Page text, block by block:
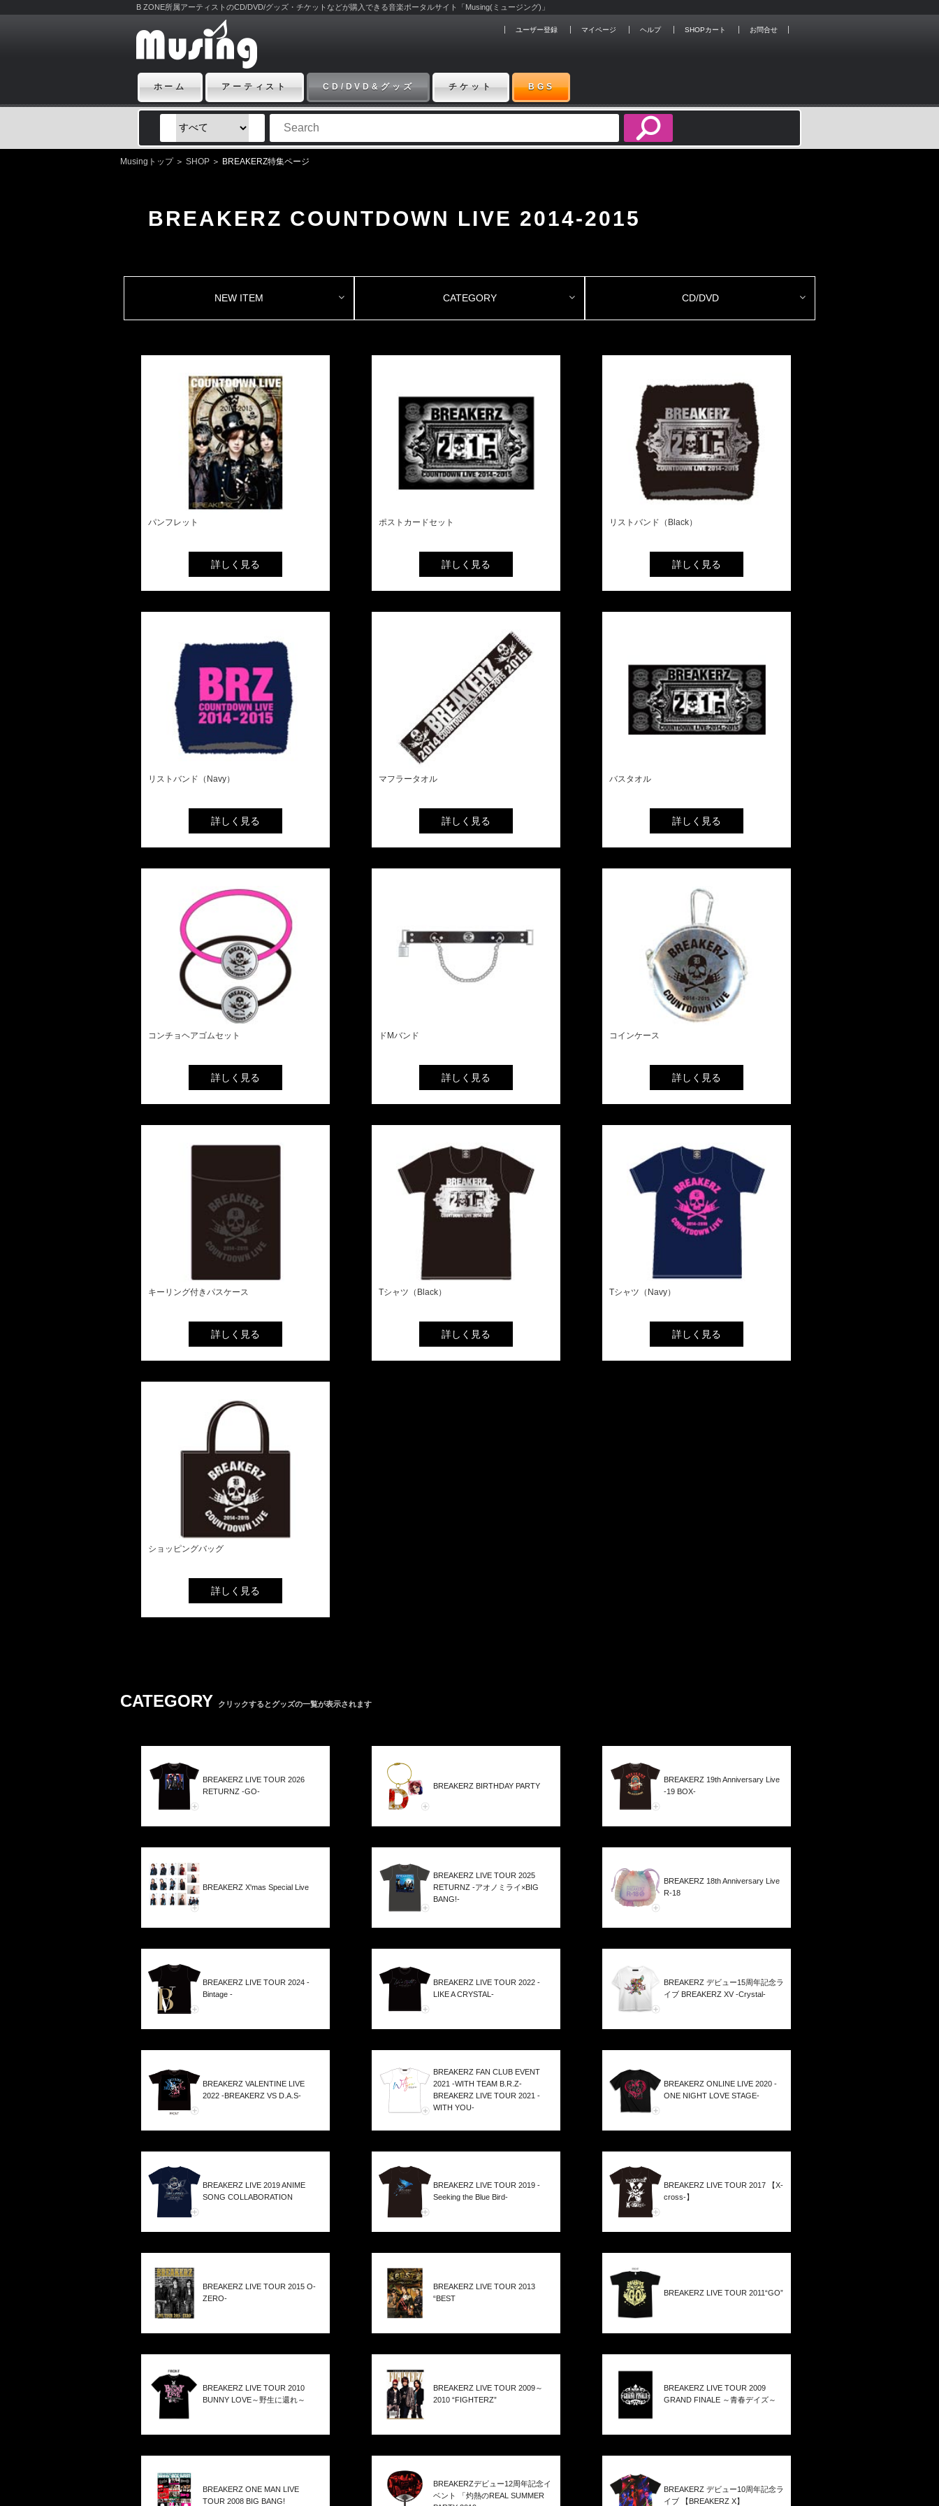
B ZONE所属アーティストのCD/DVD/グッズ・チケットなどが購入できる音楽ポータルサイト「Musing(ミュージング)」
ユーザー登録 マイページ ヘルプ SHOPカート お問合せ
ホーム アーティスト CD/DVD&グッズ チケット BGS
Musingトップ＞ SHOP ＞ BREAKERZ特集ページ
BREAKERZ COUNTDOWN LIVE 2014-2015
NEW ITEM CATEGORY CD/DVD
パンフレット
詳しく見る
ポストカードセット
詳しく見る
リストバンド（Black）
詳しく見る
リストバンド（Navy）
詳しく見る
マフラータオル
詳しく見る
バスタオル
詳しく見る
コンチョヘアゴムセット
詳しく見る
ドMバンド
詳しく見る
コインケース
詳しく見る
キーリング付きパスケース
詳しく見る
Tシャツ（Black）
詳しく見る
Tシャツ（Navy）
詳しく見る
ショッピングバッグ
詳しく見る
CATEGORY クリックするとグッズの一覧が表示されます
BREAKERZ LIVE TOUR 2026
RETURNZ -GO-
BREAKERZ BIRTHDAY PARTY
BREAKERZ 19th Anniversary Live
-19 BOX-
BREAKERZ X'mas Special Live
BREAKERZ LIVE TOUR 2025
RETURNZ -アオノミライ×BIG
BANG!-
BREAKERZ 18th Anniversary Live
R-18
BREAKERZ LIVE TOUR 2024 -
Bintage -
BREAKERZ LIVE TOUR 2022 -
LIKE A CRYSTAL-
BREAKERZ デビュー15周年記念ラ
イブ BREAKERZ XV -Crystal-
BREAKERZ VALENTINE LIVE
2022 -BREAKERZ VS D.A.S-
BREAKERZ FAN CLUB EVENT
2021 -WITH TEAM B.R.Z-
BREAKERZ LIVE TOUR 2021 -
WITH YOU-
BREAKERZ ONLINE LIVE 2020 -
ONE NIGHT LOVE STAGE-
BREAKERZ LIVE 2019 ANIME
SONG COLLABORATION
BREAKERZ LIVE TOUR 2019 -
Seeking the Blue Bird-
BREAKERZ LIVE TOUR 2017 【X-
cross-】
BREAKERZ LIVE TOUR 2015 O-
ZERO-
BREAKERZ LIVE TOUR 2013
“BEST
BREAKERZ LIVE TOUR 2011“GO”
BREAKERZ LIVE TOUR 2010
BUNNY LOVE～野生に還れ～
BREAKERZ LIVE TOUR 2009～
2010 “FIGHTERZ”
BREAKERZ LIVE TOUR 2009
GRAND FINALE ～青春デイズ～
BREAKERZ ONE MAN LIVE
TOUR 2008 BIG BANG!
BREAKERZデビュー12周年記念イ
ベント 「灼熱のREAL SUMMER
BREAKERZ デビュー10周年記念ラ
イブ 【BREAKERZ X】